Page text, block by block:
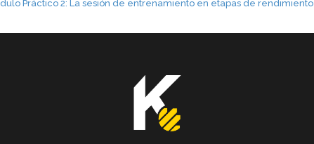
Práctico 2: La sesión de entrenamiento en etapas de rendimiento